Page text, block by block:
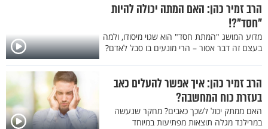
הרב זמיר כהן: האם המתה יכולה להיות
"חסד"?!
מדוע המושג "המתת חסד" הוא שגוי מיסודו, ולמה
בעצם זה דבר אסור – הרי מונעים בו סבל לאדם?
הרב זמיר כהן: איך אפשר להעלים כאב
בעזרת כוח המחשבה?
האם ממתק יכול לשכך כאבים? מחקר שנעשה
במרילנד מגלה תוצאות מפתיעות במיוחד